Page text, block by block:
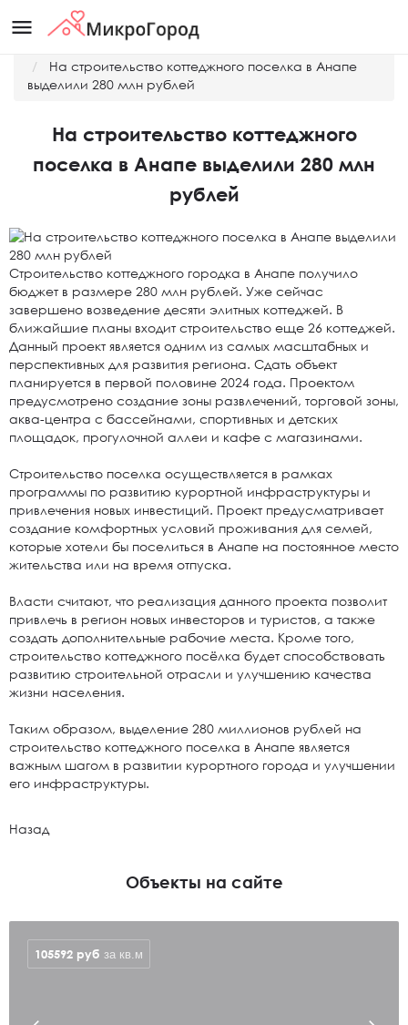
menu
На строительство коттеджного поселка в Анапе
выделили 280 млн рублей
На строительство коттеджного
поселка в Анапе выделили 280 млн
рублей
Строительство коттеджного городка в Анапе получило
бюджет в размере 280 млн рублей. Уже сейчас
завершено возведение десяти элитных коттеджей. В
ближайшие планы входит строительство еще 26 коттеджей.
Данный проект является одним из самых масштабных и
перспективных для развития региона. Сдать объект
планируется в первой половине 2024 года. Проектом
предусмотрено создание зоны развлечений, торговой зоны,
аква-центра с бассейнами, спортивных и детских
площадок, прогулочной аллеи и кафе с магазинами.
Строительство поселка осуществляется в рамках
программы по развитию курортной инфраструктуры и
привлечения новых инвестиций. Проект предусматривает
создание комфортных условий проживания для семей,
которые хотели бы поселиться в Анапе на постоянное место
жительства или на время отпуска.
Власти считают, что реализация данного проекта позволит
привлечь в регион новых инвесторов и туристов, а также
создать дополнительные рабочие места. Кроме того,
строительство коттеджного посёлка будет способствовать
развитию строительной отрасли и улучшению качества
жизни населения.
Таким образом, выделение 280 миллионов рублей на
строительство коттеджного поселка в Анапе является
важным шагом в развитии курортного города и улучшении
его инфраструктуры.
Назад
Объекты на сайте
105592 руб за кв.м